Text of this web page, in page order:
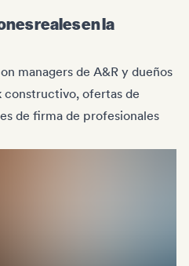
reales en la
managers de A&R y dueños
constructivo, ofertas de
de firma de profesionales